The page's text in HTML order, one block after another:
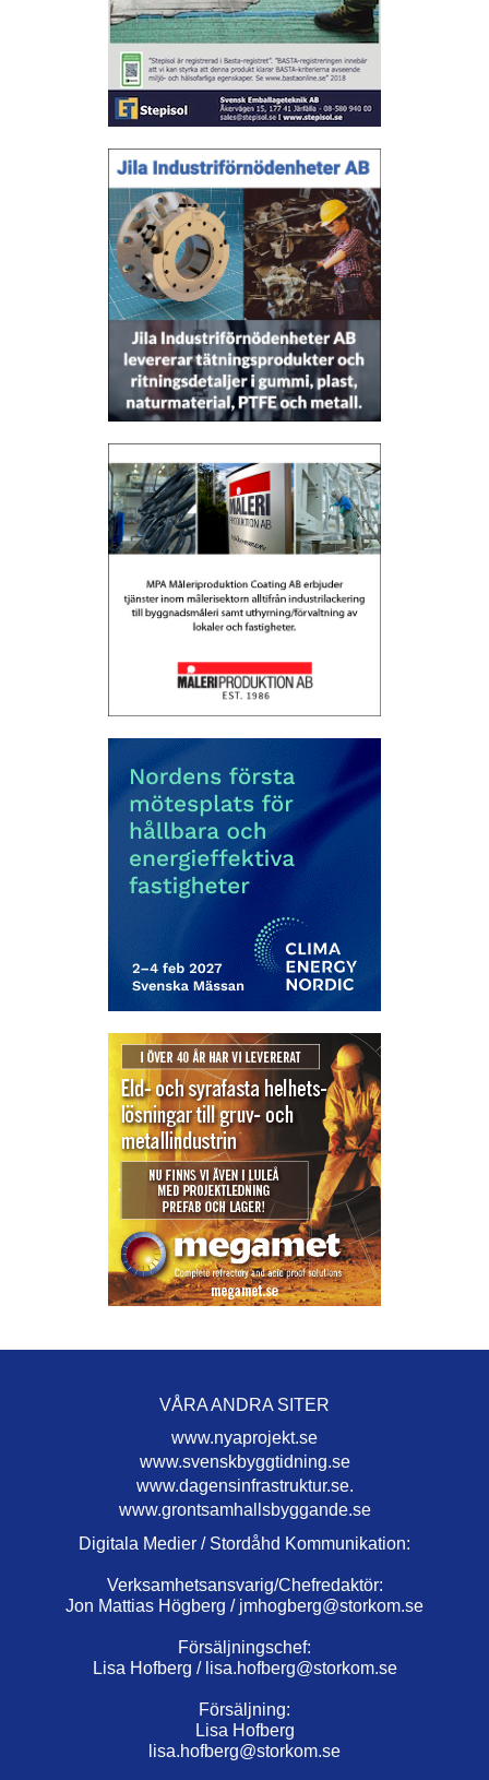
VÅRA ANDRA SITER
www.nyaprojekt.se
www.svenskbyggtidning.se
www.dagensinfrastruktur.se.
www.grontsamhallsbyggande.se
Digitala Medier / Stordåhd Kommunikation:
Verksamhetsansvarig/Chefredaktör:
Jon Mattias Högberg / jmhogberg@storkom.se
Försäljningschef:
Lisa Hofberg / lisa.hofberg@storkom.se
Försäljning:
Lisa Hofberg
lisa.hofberg@storkom.se